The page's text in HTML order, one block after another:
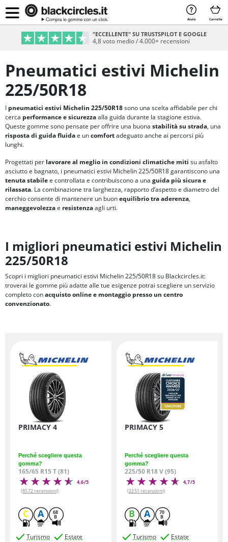
Aiuto Carrello
"ECCELLENTE" SU TRUSTSPILOT E GOOGLE
4,8 voto medio / 4.000+ recensioni
Pneumatici estivi Michelin
225/50R18
I pneumatici estivi Michelin 225/50R18sono una scelta affidabile per chi
cerca performance e sicurezzaalla guida durante la stagione estiva.
Queste gomme sono pensate per offrire una buona stabilità su strada, una
risposta di guida fluidae uncomfortadeguato anche ai percorsi più
lunghi.
Progettati per lavorare al meglio in condizioni climatiche miti su asfalto
asciutto e bagnato, i pneumatici estivi Michelin 225/50R18 garantiscono una
tenuta stabilee controllata e contribuiscono a una guida più sicura e
rilassata. La combinazione tra larghezza, rapporto d’aspetto e diametro del
cerchio consente di mantenere un buonequilibrio tra aderenza,
maneggevolezzae resistenzaagli urti.
I migliori pneumatici estivi Michelin
225/50R18
Scopri i migliori pneumatici estivi Michelin 225/50R18 su Blackcircles.it:
troverai le gomme più adatte alle tue esigenze potrai scegliere un servizio
completo conacquisto online e montaggio presso un centro
convenzionato.
PRIMACY 4
Perché scegliere questa
gomma?
165/65 R15 T (81)
4,6/5
(8572 recensioni)
C A 68
B
Turismo Estate
PRIMACY 5
Perché scegliere questa
gomma?
225/50 R18 V (95)
4,7/5
(2251 recensioni)
B A 70
B
Turismo
Estate